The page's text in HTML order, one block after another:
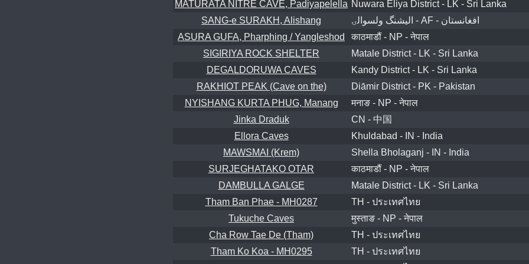
MATURATA NITRE CAVE, Padiyapelella Nuwara Eliya District - LK - Sri Lanka
SANG-e SURAKH, Alishang
اليشنگ ولسوالۍ - AF - افغانستان
ASURA GUFA, Pharphing / Yangleshod
काठमाडौं - NP - नेपाल
SIGIRIYA ROCK SHELTER
Matale District - LK - Sri Lanka
DEGALDORUWA CAVES
Kandy District - LK - Sri Lanka
RAKHIOT PEAK (Cave on the)
Diāmir District - PK - Pakistan
NYISHANG KURTA PHUG, Manang
मनाङ - NP - नेपाल
Jinka Draduk
CN - 中国
Ellora Caves
Khuldabad - IN - India
MAWSMAI (Krem)
Shella Bholaganj - IN - India
SURJEGHATAKO OTAR
काठमाडौं - NP - नेपाल
DAMBULLA GALGE
Matale District - LK - Sri Lanka
Tham Ban Phae - MH0287
TH - ประเทศไทย
Tukuche Caves
मुस्ताङ - NP - नेपाल
Cha Row Tae De (Tham)
TH - ประเทศไทย
Tham Ko Koa - MH0295
TH - ประเทศไทย